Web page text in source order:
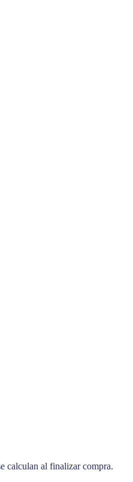
calculan al finalizar compra.